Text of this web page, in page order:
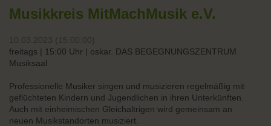
Musikkreis MitMachMusik e.V.
10.03.2023 (15:00:00)
freitags | 15:00 Uhr | oskar. DAS BEGEGNUNGSZENTRUM
Musiksaal
Professionelle Musiker singen und musizieren regelmäßig mit
geflüchteten Kindern und Jugendlichen in ihren Unterkünften.
Auch mit einheimischen Gleichaltrigen wird gemeinsam an
neuen Musikstandorten musiziert.